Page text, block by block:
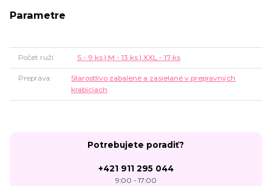
Parametre
Počet ruží S - 9 ks | M - 13 ks | XXL - 17 ks
Preprava
Starostlivo zabalené a zasielané v prepravných
krabiciach
Potrebujete poradiť?
+421 911 295 044
9:00 - 17:00